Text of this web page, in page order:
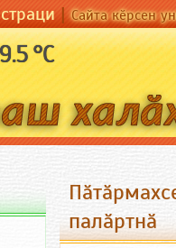
|Сайта кӗрсен
°C
палӑртнӑ